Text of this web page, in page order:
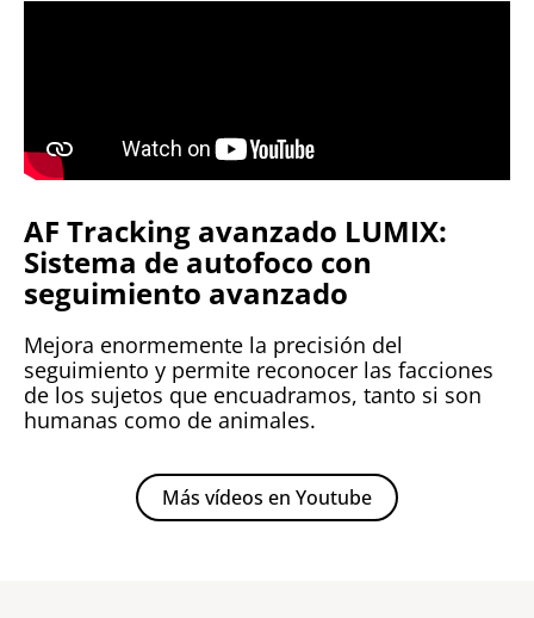
AF Tracking avanzado LUMIX:
Sistema de autofoco con
seguimiento avanzado
Mejora enormemente la precisión del
seguimiento y permite reconocer las facciones
de los sujetos que encuadramos, tanto si son
humanas como de animales.
Más vídeos en Youtube